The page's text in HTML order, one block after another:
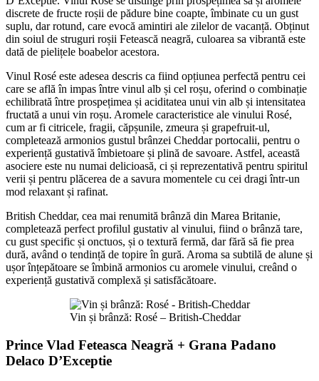
discrete de fructe roșii de pădure bine coapte, îmbinate cu un gust
suplu, dar rotund, care evocă amintiri ale zilelor de vacanță. Obținut
din soiul de struguri roșii Fetească neagră, culoarea sa vibrantă este
dată de pielițele boabelor acestora.
Vinul Rosé este adesea descris ca fiind opțiunea perfectă pentru cei
care se află în impas între vinul alb și cel roșu, oferind o combinație
echilibrată între prospețimea și aciditatea unui vin alb și intensitatea
fructată a unui vin roșu. Aromele caracteristice ale vinului Rosé,
cum ar fi citricele, fragii, căpșunile, zmeura și grapefruit-ul,
completează armonios gustul brânzei Cheddar portocalii, pentru o
experiență gustativă îmbietoare și plină de savoare. Astfel, această
asociere este nu numai delicioasă, ci și reprezentativă pentru spiritul
verii și pentru plăcerea de a savura momentele cu cei dragi într-un
mod relaxant și rafinat.
British Cheddar, cea mai renumită brânză din Marea Britanie,
completează perfect profilul gustativ al vinului, fiind o brânză tare,
cu gust specific și onctuos, și o textură fermă, dar fără să fie prea
dură, având o tendință de topire în gură. Aroma sa subtilă de alune și
ușor înțepătoare se îmbină armonios cu aromele vinului, creând o
experiență gustativă complexă și satisfăcătoare.
Vin și brânză: Rosé – British-Cheddar
Prince Vlad Feteasca Neagră + Grana Padano
Delaco D’Exceptie